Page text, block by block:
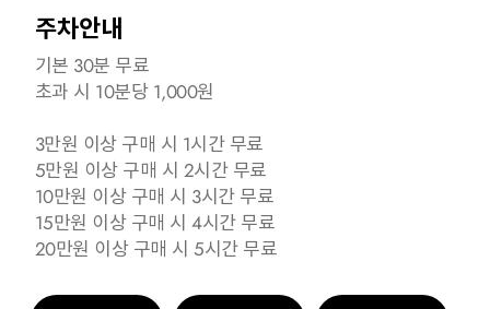
주차안내
기본 30분 무료
초과 시 10분당 1,000원
3만원 이상 구매 시 1시간 무료
5만원 이상 구매 시 2시간 무료
10만원 이상 구매 시 3시간 무료
15만원 이상 구매 시 4시간 무료
20만원 이상 구매 시 5시간 무료